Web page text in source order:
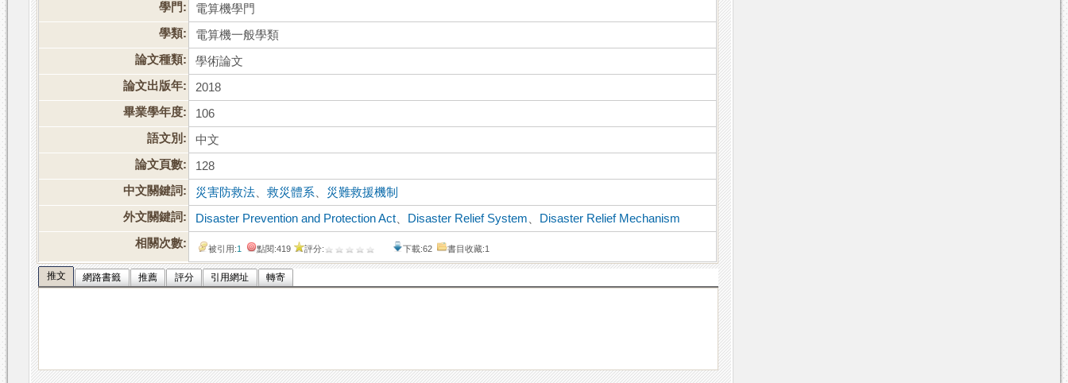
學門:
電算機學門
學類:
電算機一般學類
論文種類:
學術論文
論文出版年:
2018
畢業學年度:
106
語文別:
中文
論文頁數:
128
中文關鍵詞:
災害防救法 、救災體系
災難救援機制
外文關鍵詞:
Disaster Prevention and Protection Act Disaster Relief System
Disaster Relief Mechanism
相關次數:
被引用:1 點閱:419 評分: 下載:62 書目收藏:1
推文 網路書籤 推薦 評分 引用網址 轉寄